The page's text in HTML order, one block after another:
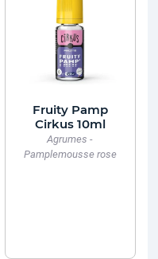
Fruity Pamp
Cirkus 10ml
Agrumes -
Pamplemousse rose